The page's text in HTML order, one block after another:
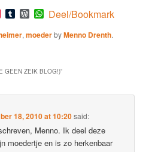
Pinterest
TumblrWordPress
WhatsApp
Deel/Bookmark
,moederbyMenno Drenth.
GEEN ZEIK BLOG!)”
18, 2010 at 10:20said:
Menno. Ik deel deze
moedertje en is zo herkenbaar